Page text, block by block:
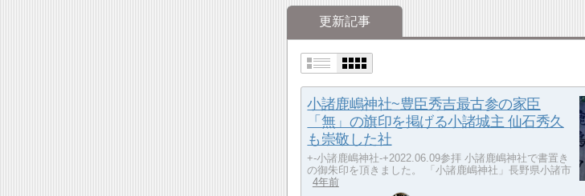
更新記事
小諸鹿嶋神社~豊臣秀吉最古参の家臣
「無」の旗印を掲げる小諸城主 仙石秀久
も崇敬した社
+-小諸鹿嶋神社-+2022.06.09参拝 小諸鹿嶋神社で書置き
の御朱印を頂きました。 「小諸鹿嶋神社」長野県小諸市
4年前